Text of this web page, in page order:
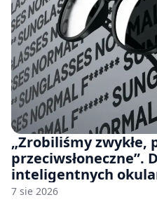
„Zrobiliśmy
przeciwsłoneczne”.
inteligentnych
7 sie 2026